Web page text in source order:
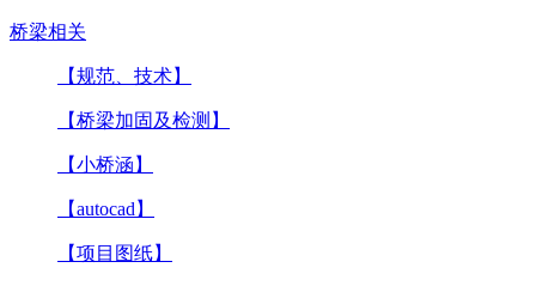
桥梁相关
【规范、技术】
【桥梁加固及检测】
【小桥涵】
【autocad】
【项目图纸】